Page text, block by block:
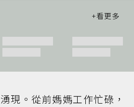
現。從前媽媽工作忙碌，